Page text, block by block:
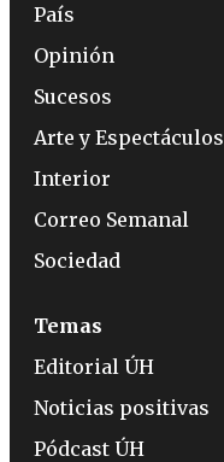
País
Opinión
Sucesos
Arte y Espectáculos
Interior
Correo Semanal
Sociedad
Temas
Editorial ÚH
Noticias positivas
Pódcast ÚH